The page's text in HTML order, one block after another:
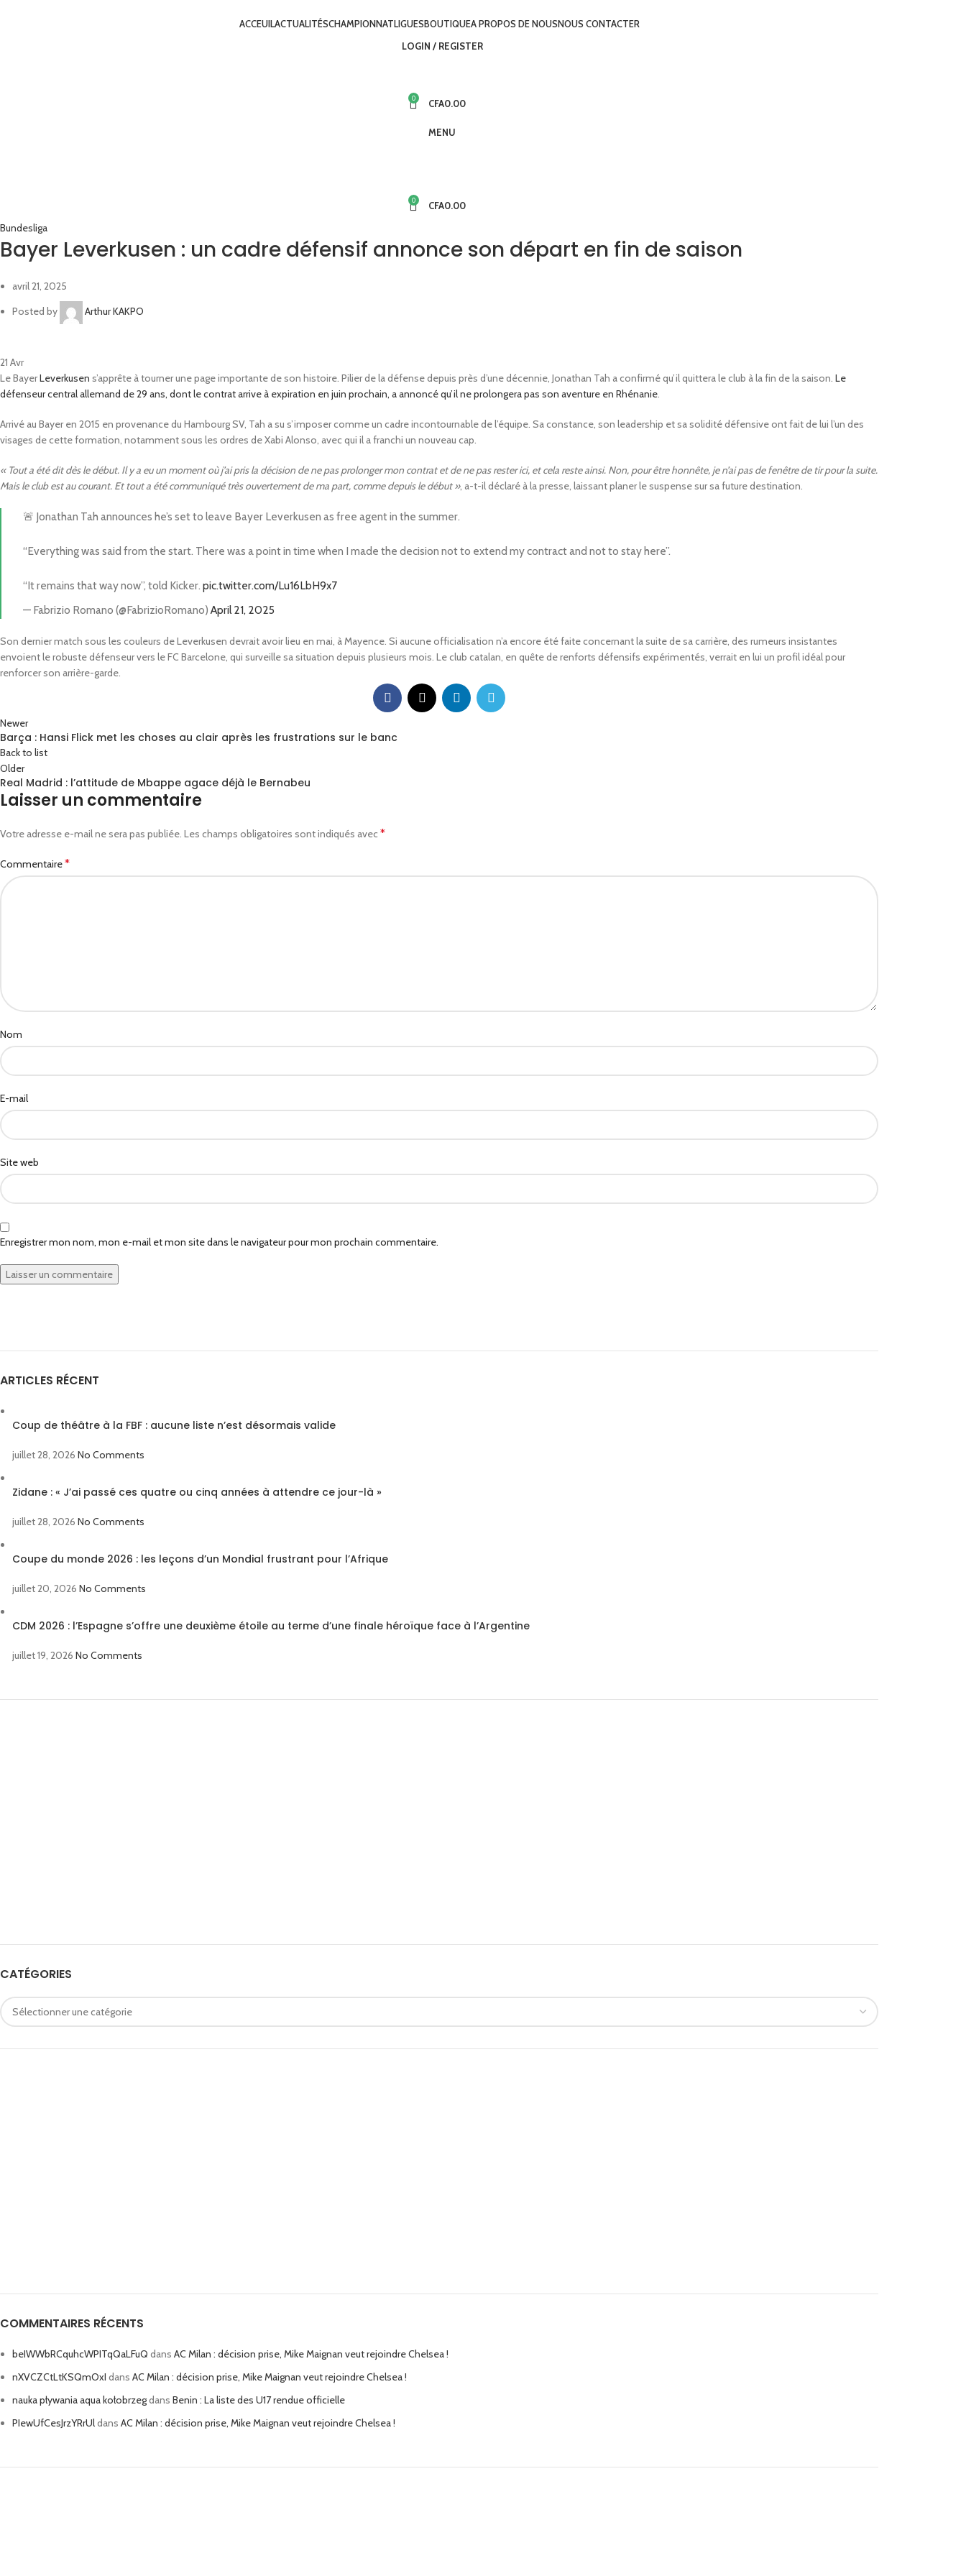
ACCEUILACTUALITÉSCHAMPIONNATLIGUESBOUTIQUEA PROPOS DE NOUSNOUS CONTACTER
LOGIN / REGISTER
0 CFA0.00
MENU
0 CFA0.00
Bundesliga
Bayer Leverkusen : un cadre défensif annonce son départ en fin de saison
avril 21, 2025
Posted by
Arthur KAKPO
21 Avr
Le BayerLeverkusen s’apprête à tourner une page importante de son histoire. Pilier de la défense depuis près d’une décennie, Jonathan Tah a confirmé qu’il quittera le club à la fin de la saison. Le
défenseur central allemand de 29 ans, dont le contrat arrive à expiration en juin prochain, a annoncé qu’il ne prolongera pas son aventure en Rhénanie.
Arrivé au Bayer en 2015 en provenance du Hambourg SV, Tah a su s’imposer comme un cadre incontournable de l’équipe. Sa constance, son leadership et sa solidité défensive ont fait de lui l’un des
visages de cette formation, notamment sous les ordres de Xabi Alonso, avec qui il a franchi un nouveau cap.
« Tout a été dit dès le début. Il y a eu un moment où j’ai pris la décision de ne pas prolonger mon contrat et de ne pas rester ici, et cela reste ainsi. Non, pour être honnête, je n’ai pas de fenêtre de tir pour la suite.
Mais le club est au courant. Et tout a été communiqué très ouvertement de ma part, comme depuis le début », a-t-il déclaré à la presse, laissant planer le suspense sur sa future destination.
🚨 Jonathan Tah announces he’s set to leave Bayer Leverkusen as free agent in the summer.
“Everything was said from the start. There was a point in time when I made the decision not to extend my contract and not to stay here”.
“It remains that way now”, told Kicker. pic.twitter.com/Lu16LbH9x7
— Fabrizio Romano (@FabrizioRomano)April 21, 2025
Son dernier match sous les couleurs de Leverkusen devrait avoir lieu en mai, à Mayence. Si aucune officialisation n’a encore été faite concernant la suite de sa carrière, des rumeurs insistantes
envoient le robuste défenseur vers le FC Barcelone, qui surveille sa situation depuis plusieurs mois. Le club catalan, en quête de renforts défensifs expérimentés, verrait en lui un profil idéal pour
renforcer son arrière-garde.
Newer
Barça : Hansi Flick met les choses au clair après les frustrations sur le banc
Back to list
Older
Real Madrid : l’attitude de Mbappe agace déjà le Bernabeu
Laisser un commentaire
Votre adresse e-mail ne sera pas publiée. Les champs obligatoires sont indiqués avec *
Commentaire*
Nom
E-mail
Site web
Enregistrer mon nom, mon e-mail et mon site dans le navigateur pour mon prochain commentaire.
ARTICLES RÉCENT
Coup de théâtre à la FBF : aucune liste n’est désormais valide
juillet 28, 2026 No Comments
Zidane : « J’ai passé ces quatre ou cinq années à attendre ce jour-là »
juillet 28, 2026 No Comments
Coupe du monde 2026 : les leçons d’un Mondial frustrant pour l’Afrique
juillet 20, 2026 No Comments
CDM 2026 : l’Espagne s’offre une deuxième étoile au terme d’une finale héroïque face à l’Argentine
juillet 19, 2026 No Comments
CATÉGORIES
Catégories
COMMENTAIRES RÉCENTS
beIWWbRCquhcWPITqQaLFuQ dans AC Milan : décision prise, Mike Maignan veut rejoindre Chelsea !
nXVCZCtLtKSQmOxI dans AC Milan : décision prise, Mike Maignan veut rejoindre Chelsea !
nauka pływania aqua kołobrzegdans Benin : La liste des U17 rendue officielle
PIewUfCesJrzYRrUldans AC Milan : décision prise, Mike Maignan veut rejoindre Chelsea !